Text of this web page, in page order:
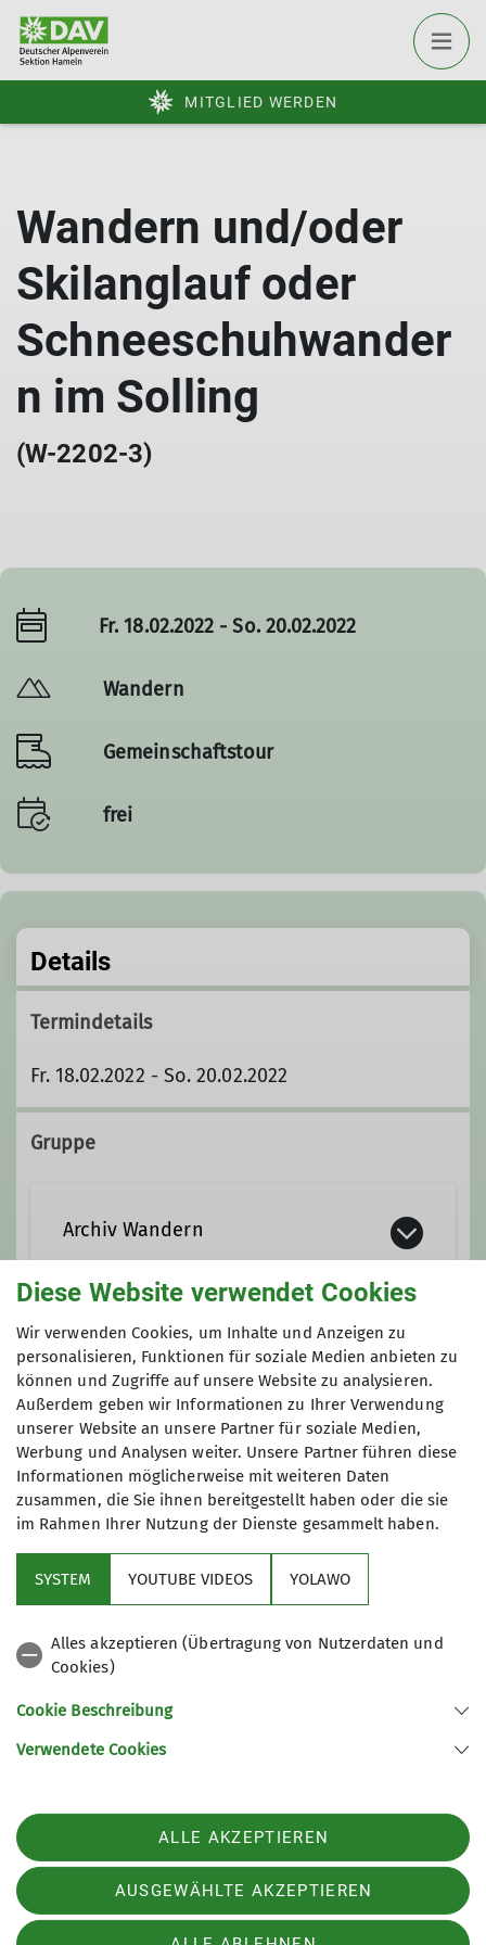
MITGLIED WERDEN
Wandern und/oder
Skilanglauf oder
Schneeschuhwander
n im Solling
(W-2202-3)
Fr. 18.02.2022 - So. 20.02.2022
Wandern
Gemeinschaftstour
frei
Details
Termindetails
Fr. 18.02.2022 - So. 20.02.2022
Gruppe
Archiv Wandern
Anmeldung
sofortige verbindliche Anmeldung
31789 Hameln
Telefon +4915204025660
Diese Website verwendet Cookies
Wir verwenden Cookies, um Inhalte und Anzeigen zu
personalisieren, Funktionen für soziale Medien anbieten zu
können und Zugriffe auf unsere Website zu analysieren.
Außerdem geben wir Informationen zu Ihrer Verwendung
unserer Website an unsere Partner für soziale Medien,
Werbung und Analysen weiter. Unsere Partner führen diese
Informationen möglicherweise mit weiteren Daten
zusammen, die Sie ihnen bereitgestellt haben oder die sie
im Rahmen Ihrer Nutzung der Dienste gesammelt haben.
SYSTEM YOUTUBE VIDEOS YOLAWO
Alles akzeptieren (Übertragung von Nutzerdaten und
Cookies)
Cookie Beschreibung
Verwendete Cookies
ALLE AKZEPTIEREN
AUSGEWÄHLTE AKZEPTIEREN